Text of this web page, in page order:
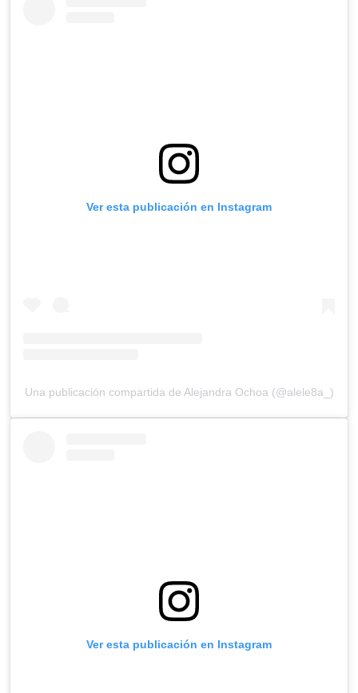
Ver esta publicación en Instagram
Una publicación compartida de Alejandra Ochoa (@alele8a_)
Ver esta publicación en Instagram